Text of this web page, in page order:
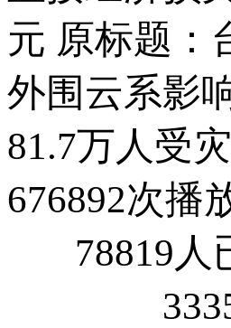
元 原标题：
外围云系影
81.7万人受
676892次播
78819人